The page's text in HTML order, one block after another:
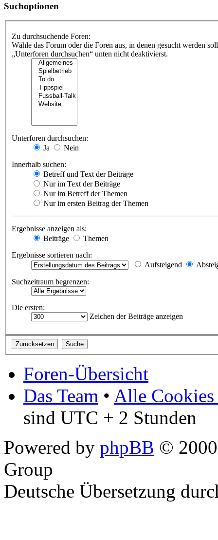
Suchoptionen
Zu durchsuchende Foren:
Wähle das Forum oder die Foren aus, in denen gesucht werden
„Unterforen durchsuchen“ unten nicht deaktivierst.
Unterforen durchsuchen:
Ja
Nein
Innerhalb suchen:
Betreff und Text der Beiträge
Nur im Text der Beiträge
Nur im Betreff der Themen
Nur im ersten Beitrag der Themen
Ergebnisse anzeigen als:
Beiträge
Themen
Ergebnisse sortieren nach:
Aufsteigend
Suchzeitraum begrenzen:
Die ersten:
Zeichen der Beiträge anzeigen
Foren-Übersicht
Das Team • Alle Cookies
sind UTC + 2 Stunden
Powered by phpBB ©
Group
Deutsche Übersetzung